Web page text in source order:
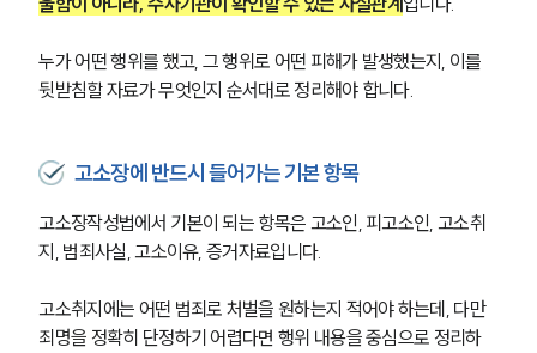
누가 어떤 행위를 했고, 그 행위로 어떤 피해가 발생했는지, 이를
뒷받침할 자료가 무엇인지 순서대로 정리해야 합니다.
고소장에 반드시 들어가는 기본 항목
고소장작성법에서 기본이 되는 항목은 고소인, 피고소인, 고소취
지, 범죄사실, 고소이유, 증거자료입니다.
고소취지에는 어떤 범죄로 처벌을 원하는지 적어야 하는데, 다만
죄명을 정확히 단정하기 어렵다면 행위 내용을 중심으로 정리하